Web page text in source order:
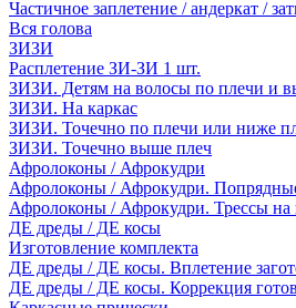
Частичное заплетение / андеркат /
Вся голова
ЗИЗИ
Расплетение ЗИ-ЗИ 1 шт.
ЗИЗИ. Детям на волосы по плечи и
ЗИЗИ. На каркас
ЗИЗИ. Точечно по плечи или ниже
ЗИЗИ. Точечно выше плеч
Афролоконы / Афрокудри
Афролоконы / Афрокудри.
Афролоконы / Афрокудри. Трессы на
ДЕ дреды / ДЕ косы
Изготовление комплекта
ДЕ дреды / ДЕ косы. Вплетение
ДЕ дреды / ДЕ косы. Коррекция